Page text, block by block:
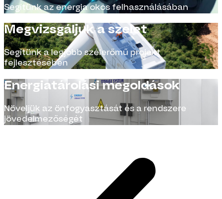
Segítünk az energia okos felhasználásában
Megvizsgáljuk a szelet
Segítünk a legjobb szélerőmű projekt
fejlesztésében
Energiatárolási megoldások
Növeljük az önfogyasztását és a rendszere
jövedelmezőségét